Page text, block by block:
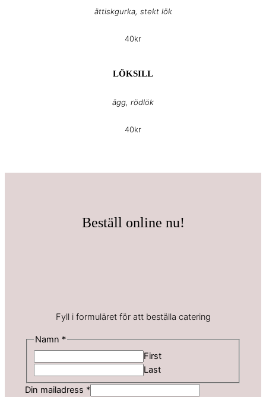
ättiskgurka, stekt lök
40kr
LÖKSILL
ägg, rödlök
40kr
Beställ online nu!
Fyll i formuläret för att beställa catering
Namn *
First
Last
u
Din mailadress *